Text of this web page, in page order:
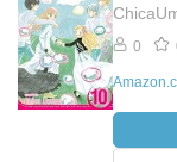
0